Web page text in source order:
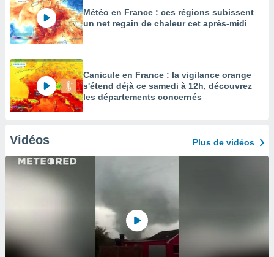
Météo en France : ces régions subissent
un net regain de chaleur cet après-midi
Canicule en France : la vigilance orange
s'étend déjà ce samedi à 12h, découvrez
les départements concernés
Vidéos Plus de vidéos